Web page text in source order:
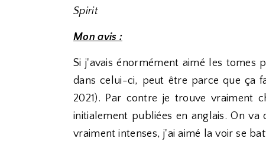
Spirit
Mon avis :
Si j'avais énormément aimé les tomes
dans celui-ci, peut être parce que ça
2021). Par contre je trouve vraiment
initialement publiées en anglais. On
vraiment intenses, j'ai aimé la voir se